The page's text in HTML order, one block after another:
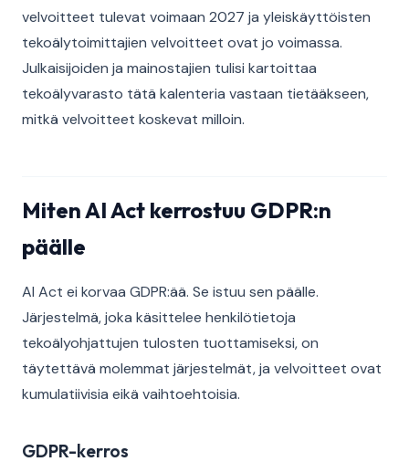
velvoitteet tulevat voimaan 2027 ja yleiskäyttöisten
tekoälytoimittajien velvoitteet ovat jo voimassa.
Julkaisijoiden ja mainostajien tulisi kartoittaa
tekoälyvarasto tätä kalenteria vastaan tietääkseen,
mitkä velvoitteet koskevat milloin.
Miten AI Act kerrostuu GDPR:n
päälle
AI Act ei korvaa GDPR:ää. Se istuu sen päälle.
Järjestelmä, joka käsittelee henkilötietoja
tekoälyohjattujen tulosten tuottamiseksi, on
täytettävä molemmat järjestelmät, ja velvoitteet ovat
kumulatiivisia eikä vaihtoehtoisia.
GDPR-kerros